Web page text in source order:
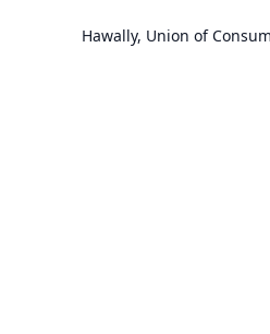
📍 Hawally, Union of